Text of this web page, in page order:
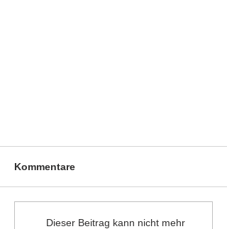
Kommentare
Dieser Beitrag kann nicht mehr